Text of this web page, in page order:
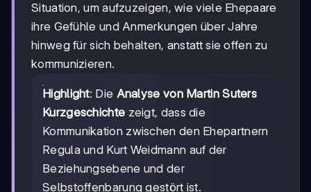
Situation, um aufzuzeigen, wie viele Ehepaare
ihre Gefühle und Anmerkungen über Jahre
hinweg für sich behalten, anstatt sie offen zu
kommunizieren.
Highlight: Die Analyse von Martin Suters
Kurzgeschichte zeigt, dass die
Kommunikation zwischen den Ehepartnern
Regula und Kurt Weidmann auf der
Beziehungsebene und der
Selbstoffenbarung gestört ist.